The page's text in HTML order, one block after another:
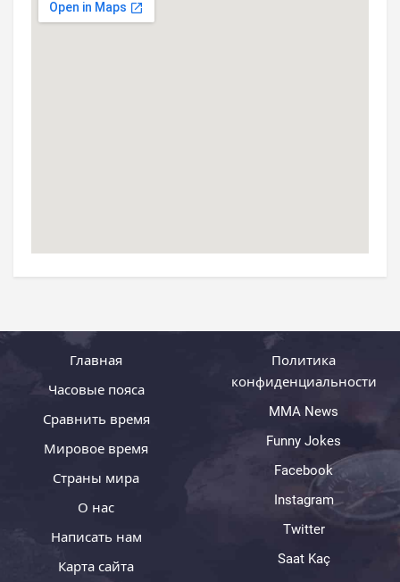
Главная
Часовые пояса
Сравнить время
Мировое время
Страны мира
О нас
Написать нам
Карта сайта
Политика
конфиденциальности
MMA News
Funny Jokes
Facebook
Instagram
Twitter
Saat Kaç